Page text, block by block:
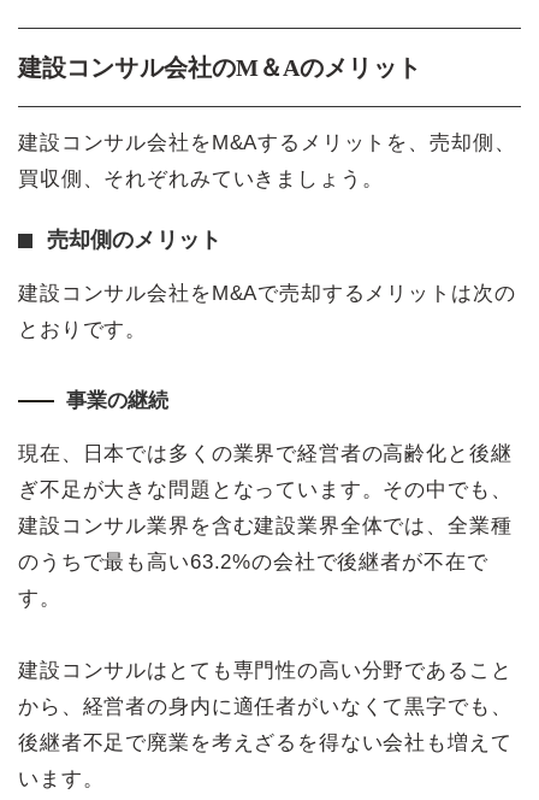
建設コンサル会社のM＆Aのメリット
建設コンサル会社をM&Aするメリットを、売却側、
買収側、それぞれみていきましょう。
売却側のメリット
建設コンサル会社をM&Aで売却するメリットは次の
とおりです。
事業の継続
現在、日本では多くの業界で経営者の高齢化と後継
ぎ不足が大きな問題となっています。その中でも、
建設コンサル業界を含む建設業界全体では、全業種
のうちで最も高い63.2%の会社で後継者が不在で
す。
建設コンサルはとても専門性の高い分野であること
から、経営者の身内に適任者がいなくて黒字でも、
後継者不足で廃業を考えざるを得ない会社も増えて
います。